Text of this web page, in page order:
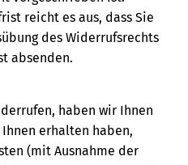
reicht es aus, dass Sie
des Widerrufsrechts
absenden.
haben wir Ihnen
erhalten haben,
(mit Ausnahme der